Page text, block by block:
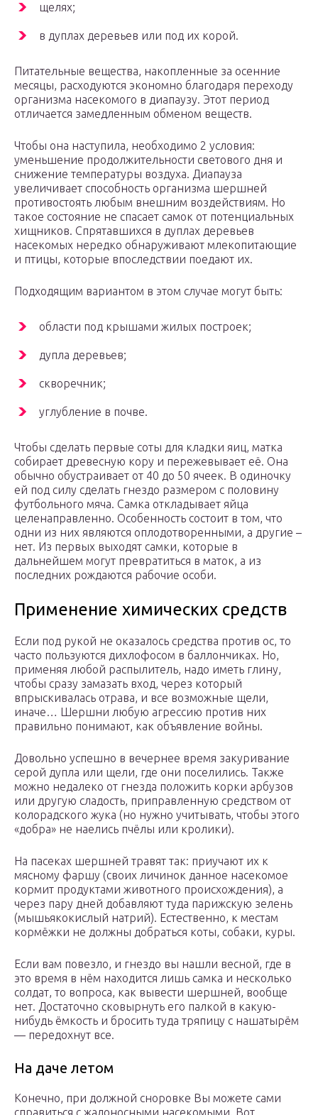
щелях;
в дуплах деревьев или под их корой.
Питательные вещества, накопленные за осенние
месяцы, расходуются экономно благодаря переходу
организма насекомого в диапаузу. Этот период
отличается замедленным обменом веществ.
Чтобы она наступила, необходимо 2 условия:
уменьшение продолжительности светового дня и
снижение температуры воздуха. Диапауза
увеличивает способность организма шершней
противостоять любым внешним воздействиям. Но
такое состояние не спасает самок от потенциальных
хищников. Спрятавшихся в дуплах деревьев
насекомых нередко обнаруживают млекопитающие
и птицы, которые впоследствии поедают их.
Подходящим вариантом в этом случае могут быть:
области под крышами жилых построек;
дупла деревьев;
скворечник;
углубление в почве.
Чтобы сделать первые соты для кладки яиц, матка
собирает древесную кору и пережевывает её. Она
обычно обустраивает от 40 до 50 ячеек. В одиночку
ей под силу сделать гнездо размером с половину
футбольного мяча. Самка откладывает яйца
целенаправленно. Особенность состоит в том, что
одни из них являются оплодотворенными, а другие –
нет. Из первых выходят самки, которые в
дальнейшем могут превратиться в маток, а из
последних рождаются рабочие особи.
Применение химических средств
Если под рукой не оказалось средства против ос, то
часто пользуются дихлофосом в баллончиках. Но,
применяя любой распылитель, надо иметь глину,
чтобы сразу замазать вход, через который
впрыскивалась отрава, и все возможные щели,
иначе… Шершни любую агрессию против них
правильно понимают, как объявление войны.
Довольно успешно в вечернее время закуривание
серой дупла или щели, где они поселились. Также
можно недалеко от гнезда положить корки арбузов
или другую сладость, приправленную средством от
колорадского жука (но нужно учитывать, чтобы этого
«добра» не наелись пчёлы или кролики).
На пасеках шершней травят так: приучают их к
мясному фаршу (своих личинок данное насекомое
кормит продуктами животного происхождения), а
через пару дней добавляют туда парижскую зелень
(мышьякокислый натрий). Естественно, к местам
кормёжки не должны добраться коты, собаки, куры.
Если вам повезло, и гнездо вы нашли весной, где в
это время в нём находится лишь самка и несколько
солдат, то вопроса, как вывести шершней, вообще
нет. Достаточно сковырнуть его палкой в какую-
нибудь ёмкость и бросить туда тряпицу с нашатырём
— передохнут все.
На даче летом
Конечно, при должной сноровке Вы можете сами
справиться с жалоносными насекомыми. Вот